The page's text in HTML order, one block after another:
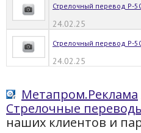
Стрелочный перевод Р-
24.02.25
Стрелочный перевод Р-
24.02.25
Метапром.Реклама
Стрелочные
наших клиентов и